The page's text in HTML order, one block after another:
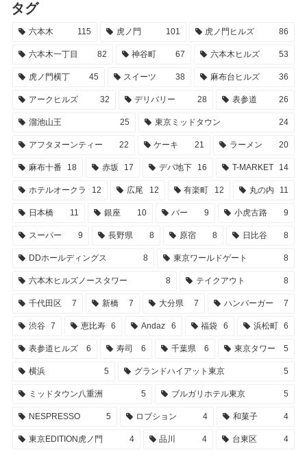
タグ
六本木 115 虎ノ門 101 虎ノ門ヒルズ 86
六本木一丁目 82 神谷町 67 六本木ヒルズ 53
虎ノ門横丁 45 スイーツ 38 麻布台ヒルズ 36
アークヒルズ 32 デリバリー 28 表参道 26
溜池山王 25 東京ミッドタウン 24
アフタヌーンティー 22 ケーキ 21 ラーメン 20
麻布十番 18 赤坂 17 デパ地下 16 T-MARKET 14
ホテルオークラ 12 広尾 12 有楽町 12 丸の内 11
日本橋 11 銀座 10 バー 9 小虎古路 9
スーパー 9 長野県 8 原宿 8 日比谷 8
DDホールディングス 8 東京ワールドゲート 8
六本木ヒルズノースタワー 8 テイクアウト 8
千代田区 7 新橋 7 大分県 7 ハンバーガー 7
渋谷 7 恵比寿 6 Andaz 6 福袋 6 浜松町 6
表参道ヒルズ 6 寿司 6 千葉県 6 東京タワー 5
横浜 5 グランドハイアット東京 5
ミッドタウン八重洲 5 ブルガリホテル東京 5
NESPRESSO 5 ロブション 4 和菓子 4
東京EDITION虎ノ門 4 品川 4 台東区 4